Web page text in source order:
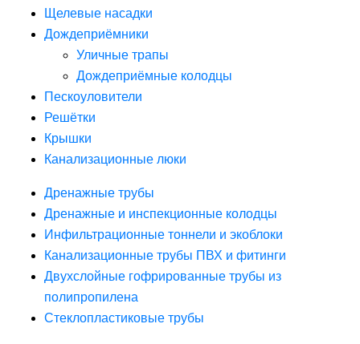
Щелевые насадки
Дождеприёмники
Уличные трапы
Дождеприёмные колодцы
Пескоуловители
Решётки
Крышки
Канализационные люки
Дренажные трубы
Дренажные и инспекционные колодцы
Инфильтрационные тоннели и экоблоки
Канализационные трубы ПВХ и фитинги
Двухслойные гофрированные трубы из
полипропилена
Стеклопластиковые трубы